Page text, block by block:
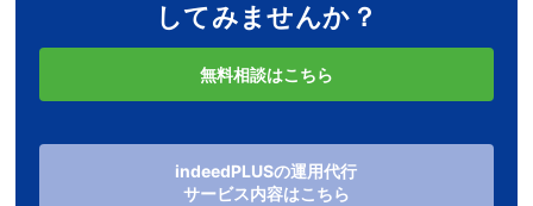
してみませんか？
無料相談はこちら
indeedPLUSの運用代行
サービス内容はこちら